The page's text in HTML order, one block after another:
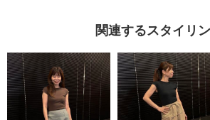
関連するスタイリ